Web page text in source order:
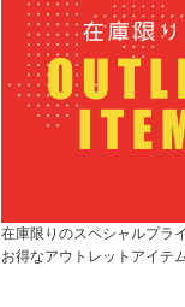
在庫限りのスペシャルプラ
お得なアウトレットアイテム